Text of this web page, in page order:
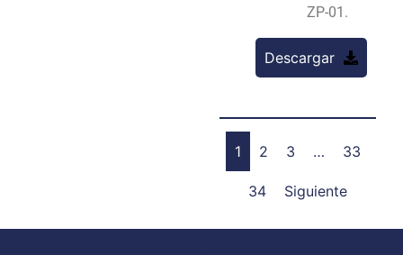
ZP-01.
Descargar
1 2 3 … 33
34 Siguiente